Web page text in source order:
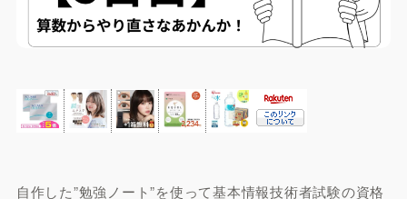
自作した”勉強ノート”を使って基本情報技術者試験の資格